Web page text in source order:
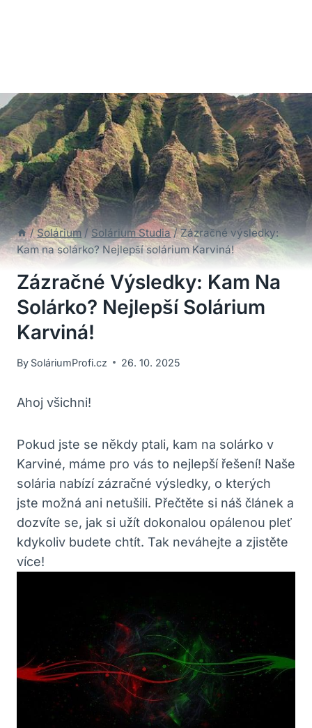
/ Solárium / Solárium Studia / Zázračné výsledky:
Kam na solárko? Nejlepší solárium Karviná!
Zázračné Výsledky: Kam Na
Solárko? Nejlepší Solárium
Karviná!
By SoláriumProfi.cz 26. 10. 2025
Ahoj všichni!
Pokud jste se někdy ptali, kam na solárko v
Karviné, máme pro vás to nejlepší řešení! Naše
solária nabízí zázračné výsledky, o kterých
jste možná ani netušili. Přečtěte si náš článek a
dozvíte se, jak si užít dokonalou opálenou pleť
kdykoliv budete chtít. Tak neváhejte a zjistěte
více!